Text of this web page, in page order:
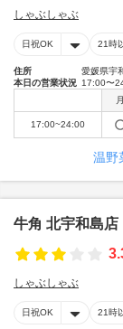
しゃぶしゃぶ
日祝OK 21時
住所
愛媛県宇
本日の営業状況 17:00〜
月
17:00~24:00
温野
牛角 北宇和島店
しゃぶしゃぶ
日祝OK 21時